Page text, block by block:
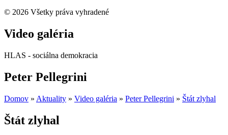
© 2026 Všetky práva vyhradené
Video galéria
HLAS - sociálna demokracia
Peter Pellegrini
Domov » Aktuality » Video galéria » Peter Pellegrini » Štát zlyhal
Štát zlyhal